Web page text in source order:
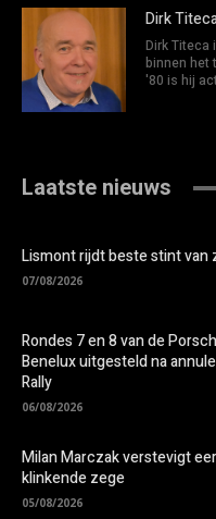
Dirk
Dirk Titeca
binnen het
'80 is hij
Laatste nieuws
Lismont rijdt beste stint van
07/08/2026
Rondes 7 en 8 van de
Benelux uitgesteld na
Rally
06/08/2026
Milan Marczak verstevigt
klinkende zege
05/08/2026